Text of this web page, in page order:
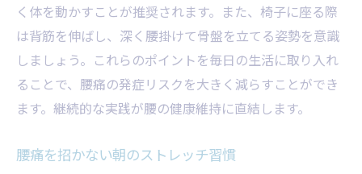
く体を動かすことが推奨されます。また、椅子に座る際
は背筋を伸ばし、深く腰掛けて骨盤を立てる姿勢を意識
しましょう。これらのポイントを毎日の生活に取り入れ
ることで、腰痛の発症リスクを大きく減らすことができ
ます。継続的な実践が腰の健康維持に直結します。
腰痛を招かない朝のストレッチ習慣